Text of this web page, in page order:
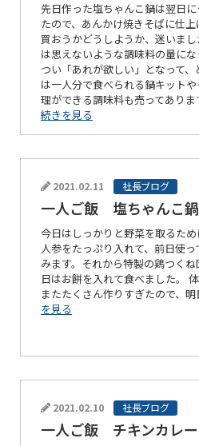
先日作った塩ちゃんこ鍋は翌日
たので、あんかけ焼きそばに仕
買おうかどうしようか、迷いま
は思えないような調味料の量に
つい「あれが欲しい」となって
は一人分で食べられる鍋キット
理ができる調味料も売ってあり
続きを見る
2021.02.11 社長ブログ
一人ご飯 塩ちゃんこ鍋
今日はしっかりと野菜を取るた
人参をたっぷり入れて、前日使
みます。それから特製の鶏つく
日はお餅を入れて食べました。
またたくさん作りすぎたので、
を見る
2021.02.10 社長ブログ
一人ご飯 チキンカレー